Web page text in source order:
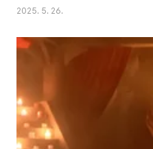
게 되었는지 한번 말해 볼까요.... 이해숙
미안해하며 동반 환생을 결심하지만, 결
위해 혼자 남는 길을 택하고,. 이번까
째 인연의 끝을 맞이한 두 사람.이었습
장면이 그려졌다. 이해숙은 이전과는 다
족들에게 둘러싸..
2025. 5. 26.